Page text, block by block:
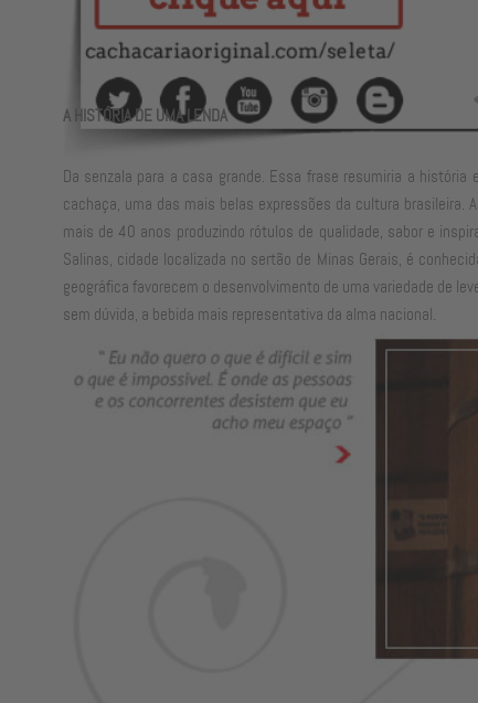
A HISTÓRIA DE UMA LENDA
Da senzala para a casa grande. Essa frase resumiria a
cachaça, uma das mais belas expressões da cultura
mais de 40 anos produzindo rótulos de qualidade, sabor e
Salinas, cidade localizada no sertão de Minas Gerais, é
geográfica favorecem o desenvolvimento de uma variedade de
sem dúvida, a bebida mais representativa da alma nacional.